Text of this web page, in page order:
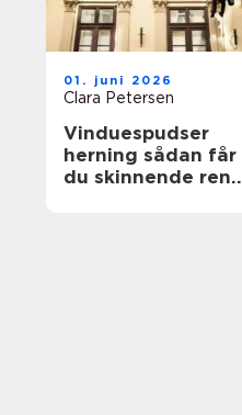
01. juni 2026
Clara Petersen
Vinduespudser
herning sådan får
du skinnende rene